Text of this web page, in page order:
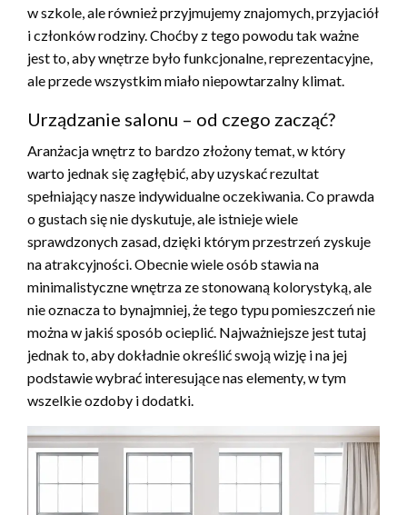
w szkole, ale również przyjmujemy znajomych, przyjaciół
i członków rodziny. Choćby z tego powodu tak ważne
jest to, aby wnętrze było funkcjonalne, reprezentacyjne,
ale przede wszystkim miało niepowtarzalny klimat.
Urządzanie salonu – od czego zacząć?
Aranżacja wnętrz to bardzo złożony temat, w który
warto jednak się zagłębić, aby uzyskać rezultat
spełniający nasze indywidualne oczekiwania. Co prawda
o gustach się nie dyskutuje, ale istnieje wiele
sprawdzonych zasad, dzięki którym przestrzeń zyskuje
na atrakcyjności. Obecnie wiele osób stawia na
minimalistyczne wnętrza ze stonowaną kolorystyką, ale
nie oznacza to bynajmniej, że tego typu pomieszczeń nie
można w jakiś sposób ocieplić. Najważniejsze jest tutaj
jednak to, aby dokładnie określić swoją wizję i na jej
podstawie wybrać interesujące nas elementy, w tym
wszelkie ozdoby i dodatki.